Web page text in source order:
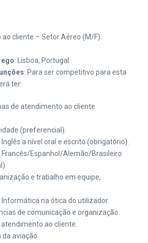
ao cliente – Setor Aéreo (M/F).
: Lisboa, Portugal.
: Para ser competitivo para esta
ter:
de atendimento ao cliente
(preferencial).
a nível oral e escrito (obrigatório).
Espanhol/Alemão/Brasileiro
e trabalho em equipe,
na ótica do utilizador.
de comunicação e organização.
ao cliente.
aviação.